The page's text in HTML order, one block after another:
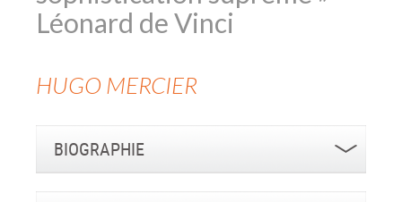
Léonard de Vinci
HUGO MERCIER
BIOGRAPHIE